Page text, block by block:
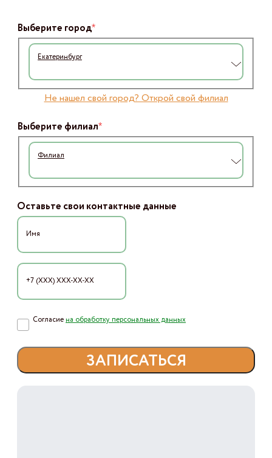
Выберите город*
Екатеринбург
Не нашел свой город? Открой свой филиал
Выберите филиал*
Филиал
Оставьте свои контактные данные
Согласие на обработку персональных данных